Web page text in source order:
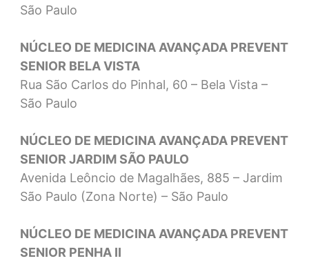
São Paulo
NÚCLEO DE MEDICINA AVANÇADA PREVENT
SENIOR BELA VISTA
Rua São Carlos do Pinhal, 60 – Bela Vista –
São Paulo
NÚCLEO DE MEDICINA AVANÇADA PREVENT
SENIOR JARDIM SÃO PAULO
Avenida Leôncio de Magalhães, 885 – Jardim
São Paulo (Zona Norte) – São Paulo
NÚCLEO DE MEDICINA AVANÇADA PREVENT
SENIOR PENHA II